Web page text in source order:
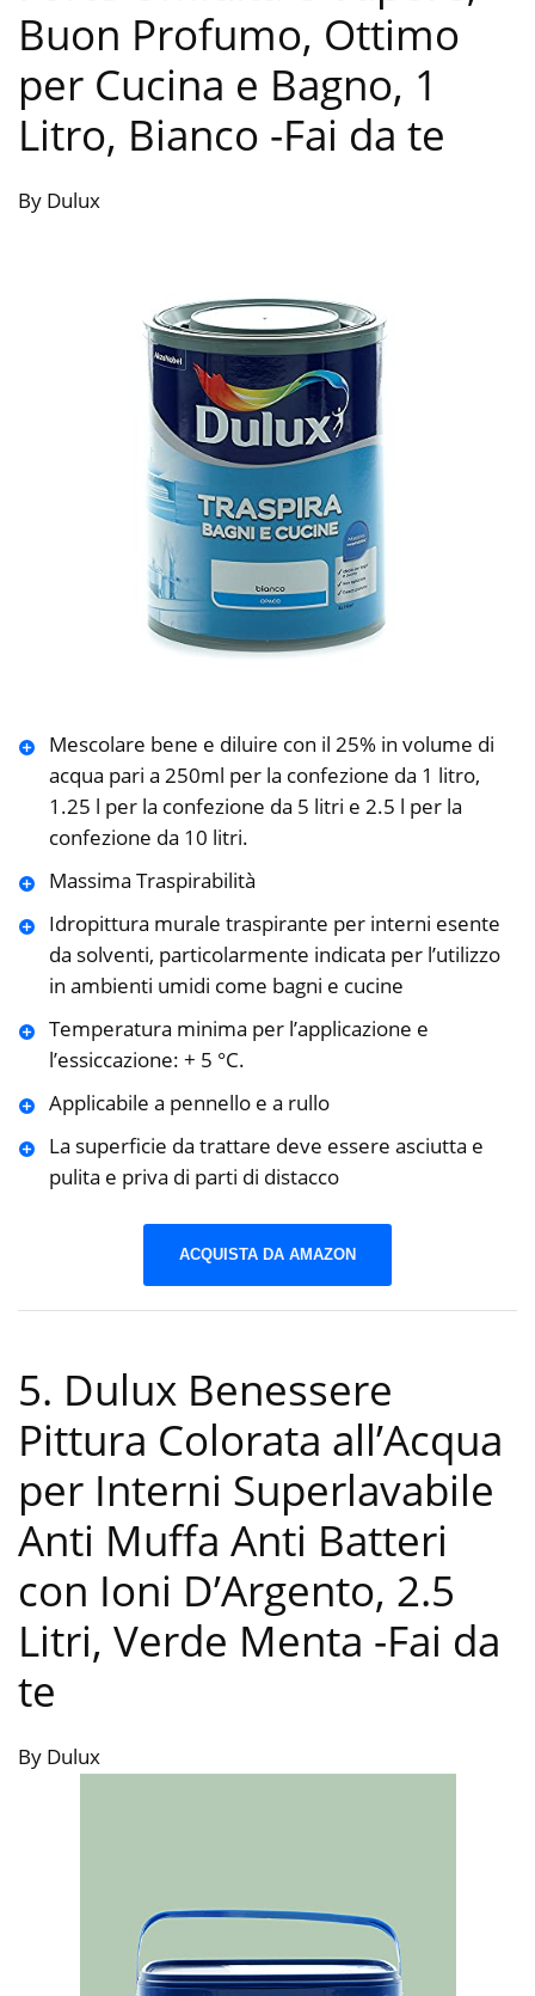
Buon Profumo, Ottimo
per Cucina e Bagno, 1
Litro, Bianco -Fai da te
By Dulux
Mescolare bene e diluire con il 25% in volume di
acqua pari a 250ml per la confezione da 1 litro,
1.25 l per la confezione da 5 litri e 2.5 l per la
confezione da 10 litri.
Massima Traspirabilità
Idropittura murale traspirante per interni esente
da solventi, particolarmente indicata per l’utilizzo
in ambienti umidi come bagni e cucine
Temperatura minima per l’applicazione e
l’essiccazione: + 5 °C.
Applicabile a pennello e a rullo
La superficie da trattare deve essere asciutta e
pulita e priva di parti di distacco
ACQUISTA DA AMAZON
5. Dulux Benessere
Pittura Colorata all’Acqua
per Interni Superlavabile
Anti Muffa Anti Batteri
con Ioni D’Argento, 2.5
Litri, Verde Menta -Fai da
te
By Dulux